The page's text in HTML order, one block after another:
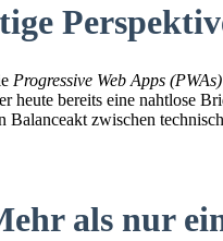
Progressive Web Apps (PWAs)
heute bereits eine nahtlose
Balanceakt zwischen
als nur